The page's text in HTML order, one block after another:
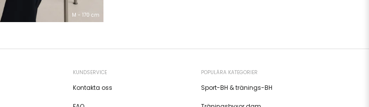
M - 170 cm
KUNDSERVICE
Kontakta oss
POPULÄRA KATEGORIER
Sport-BH & tränings-BH